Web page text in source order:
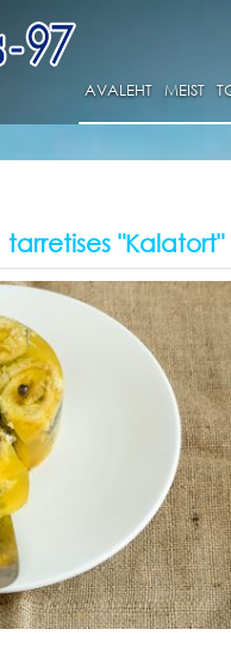
AVALEHT MEIST
"Kalatort"